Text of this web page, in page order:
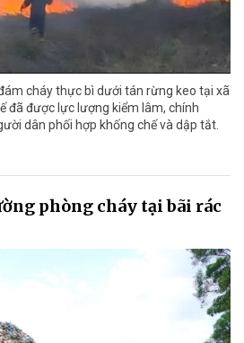
cháy thực bì dưới tán rừng keo tại xã
đã được lực lượng kiểm lâm, chính
dân phối hợp khống chế và dập tắt.
phòng cháy tại bãi rác